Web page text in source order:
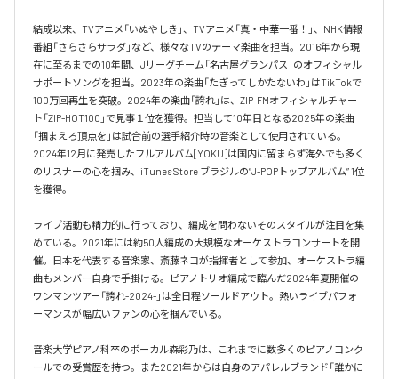
結成以来、TVアニメ「いぬやしき」、TVアニメ「真・中華一番！」、NHK情報
番組「さらさらサラダ」など、様々なTVのテーマ楽曲を担当。2016年から現
在に至るまでの10年間、Jリーグチーム「名古屋グランパス」のオフィシャル
サポートソングを担当。2023年の楽曲「たぎってしかたないわ」はTikTokで
100万回再生を突破。2024年の楽曲「誇れ」は、ZIP-FMオフィシャルチャー
ト「ZIP-HOT100」で見事１位を獲得。担当して10年目となる2025年の楽曲
「掴まえろ頂点を」は試合前の選手紹介時の音楽として使用されている。
2024年12月に発売したフルアルバム[YOKU]は国内に留まらず海外でも多く
のリスナーの心を掴み、iTunes Store ブラジルの”J-POPトップアルバム” 1位
を獲得。
ライブ活動も精力的に行っており、編成を問わないそのスタイルが注目を集
めている。2021年には約50人編成の大規模なオーケストラコンサートを開
催。日本を代表する音楽家、斎藤ネコが指揮者として参加、オーケストラ編
曲もメンバー自身で手掛ける。ピアノトリオ編成で臨んだ2024年夏開催の
ワンマンツアー「誇れ-2024-」は全日程ソールドアウト。熱いライブパフォ
ーマンスが幅広いファンの心を掴んでいる。
音楽大学ピアノ科卒のボーカル森彩乃は、これまでに数多くのピアノコンク
ールでの受賞歴を持つ。また2021年からは自身のアパレルブランド「誰かに